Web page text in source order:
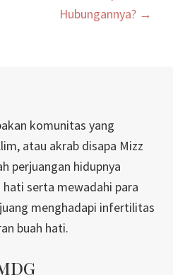
Hubungannya? →
komunitas yang
atau akrab disapa Mizz
perjuangan hidupnya
serta mewadahi para
menghadapi infertilitas
buah hati.